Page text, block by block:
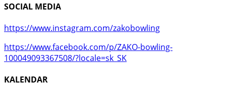
SOCIAL MEDIA
https://www.instagram.com/zakobowling
https://www.facebook.com/p/ZAKO-bowling-
100049093367508/?locale=sk_SK
KALENDAR